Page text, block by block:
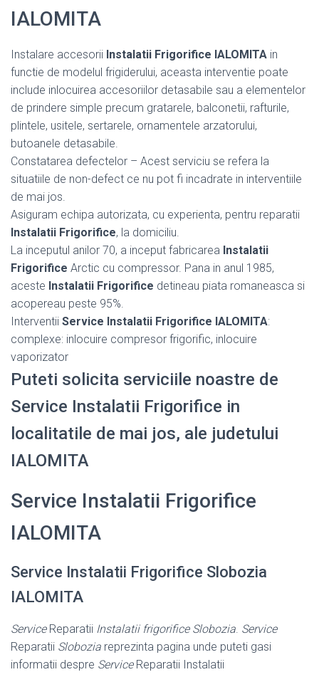
IALOMITA
Instalare accesorii Instalatii Frigorifice IALOMITA in
functie de modelul frigiderului, aceasta interventie poate
include inlocuirea accesoriilor detasabile sau a elementelor
de prindere simple precum gratarele, balconetii, rafturile,
plintele, usitele, sertarele, ornamentele arzatorului,
butoanele detasabile.
Constatarea defectelor – Acest serviciu se refera la
situatiile de non-defect ce nu pot fi incadrate in interventiile
de mai jos.
Asiguram echipa autorizata, cu experienta, pentru reparatii
Instalatii Frigorifice, la domiciliu.
La inceputul anilor 70, a inceput fabricarea Instalatii
Frigorifice Arctic cu compressor. Pana in anul 1985,
aceste Instalatii Frigorifice detineau piata romaneasca si
acopereau peste 95%.
Interventii Service Instalatii Frigorifice IALOMITA:
complexe: inlocuire compresor frigorific, inlocuire
vaporizator
Puteti solicita serviciile noastre de
Service Instalatii Frigorifice in
localitatile de mai jos, ale judetului
IALOMITA
Service Instalatii Frigorifice
IALOMITA
Service Instalatii Frigorifice Slobozia
IALOMITA
ServiceReparatii Instalatii frigorifice Slobozia. Service
Reparatii Slobozia reprezinta pagina unde puteti gasi
informatii despre ServiceReparatii Instalatii